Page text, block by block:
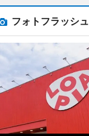
フォトフラッシュ